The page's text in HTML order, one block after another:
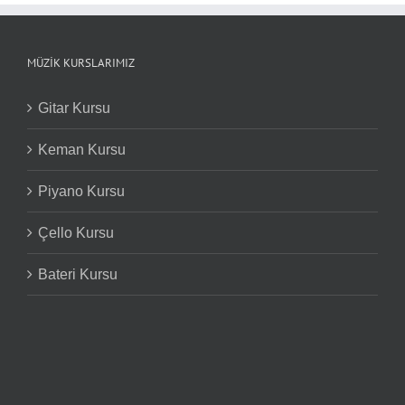
MÜZIK KURSLARIMIZ
Gitar Kursu
Keman Kursu
Piyano Kursu
Çello Kursu
Bateri Kursu